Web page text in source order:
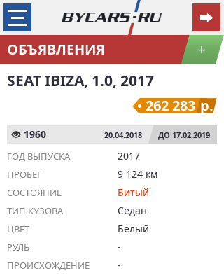
ОБЪЯВЛЕНИЯ +
SEAT IBIZA, 1.0, 2017
262 283 р.
1960 20.04.2018 ДО 17.02.2019
ГОД ВЫПУСКА 2017
ПРОБЕГ 9 124 км
СОСТОЯНИЕ Битый
ТИП КУЗОВА Седан
ЦВЕТ Белый
РУЛЬ -
ПРОИСХОЖДЕНИЕ -